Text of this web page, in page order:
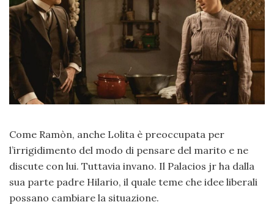
Come Ramòn, anche Lolita è preoccupata per
l’irrigidimento del modo di pensare del marito e ne
discute con lui. Tuttavia invano. Il Palacios jr ha dalla
sua parte padre Hilario, il quale teme che idee liberali
possano cambiare la situazione.